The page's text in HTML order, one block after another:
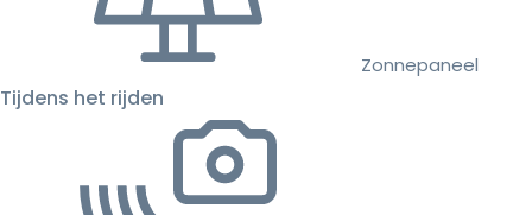
Zonnepaneel
Tijdens het rijden